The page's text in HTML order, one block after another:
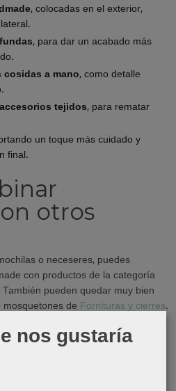
, colocadas en el exterior,
, para dar un acabado más
a mano, como detalle
tejidos, para rematar
un toque más cuidado y
final.
otros
o neceseres, puedes
con productos de la categoría
También pueden quedar muy bien
de Fornituras y cierres.
o accesorios tejidos, las
con materiales deAmigurumi,
nos gustaría